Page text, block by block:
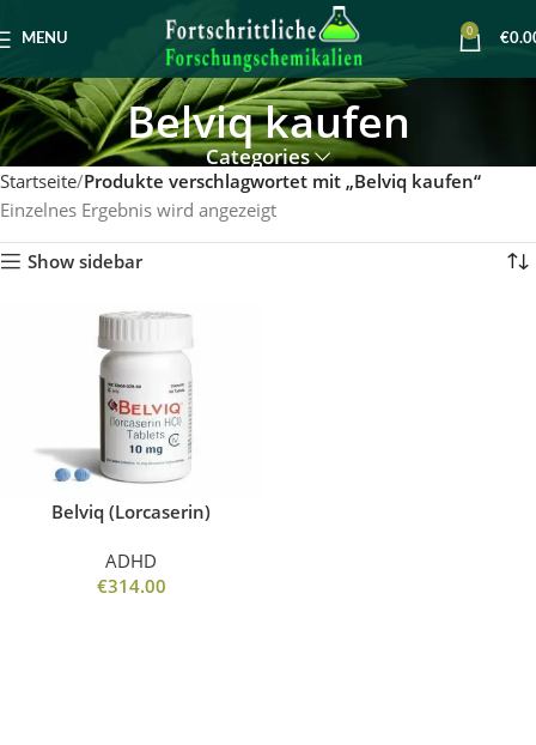
MENU
0
€
Belviq kaufen
Categories
Startseite Produkte verschlagwortet mit „Belviq kaufen“
Einzelnes Ergebnis wird angezeigt
Show sidebar
Belviq (Lorcaserin)
ADHD
€314.00